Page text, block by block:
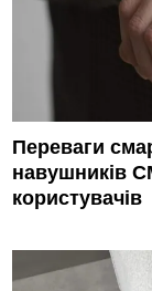
Переваги
навушників
користувачів